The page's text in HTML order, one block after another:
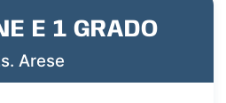
E 1 GRADO
Arese